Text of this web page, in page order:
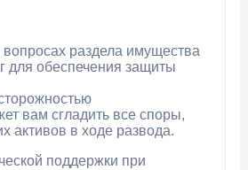
раздела имущества
обеспечения защиты
вам сгладить все споры,
активов в ходе развода.
поддержки при